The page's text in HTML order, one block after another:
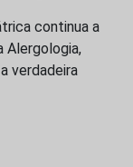
continua a
Alergologia,
verdadeira